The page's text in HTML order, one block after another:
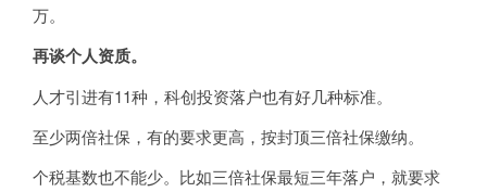
万。
再谈个人资质。
人才引进有11种，科创投资落户也有好几种标准。
至少两倍社保，有的要求更高，按封顶三倍社保缴纳。
个税基数也不能少。比如三倍社保最短三年落户，就要求